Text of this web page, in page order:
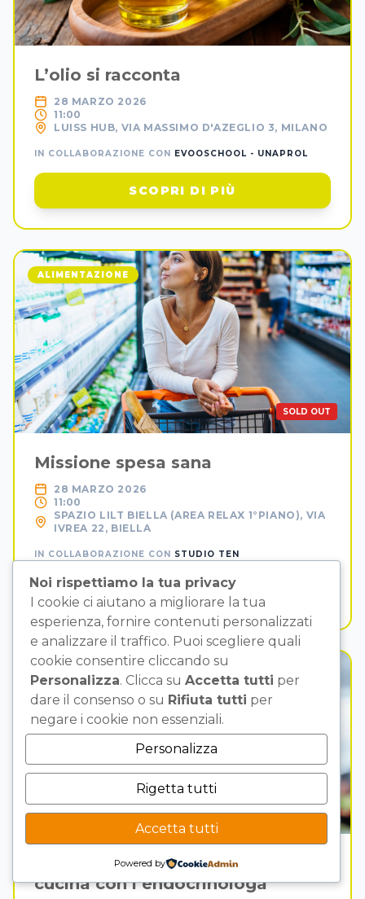
L’olio si racconta
28 MARZO 2026
11:00
LUISS HUB, VIA MASSIMO D'AZEGLIO 3, MILANO
IN COLLABORAZIONE CON EVOOSCHOOL - UNAPROL
SCOPRI DI PIÙ
ALIMENTAZIONE
SOLD OUT
Missione spesa sana
28 MARZO 2026
11:00
SPAZIO LILT BIELLA (AREA RELAX 1°PIANO), VIA
IVREA 22, BIELLA
IN COLLABORAZIONE CON STUDIO TEN
SCOPRI DI PIÙ
ALIMENTAZIONE
L’mpanata della tradizione: in
cucina con l’endocrinologa
Noi rispettiamo la tua privacy
I cookie ci aiutano a migliorare la tua
esperienza, fornire contenuti personalizzati
e analizzare il traffico. Puoi scegliere quali
cookie consentire cliccando su
Personalizza. Clicca su Accetta tutti per
dare il consenso o su Rifiuta tutti per
negare i cookie non essenziali.
Personalizza
Rigetta tutti
Accetta tutti
Powered by